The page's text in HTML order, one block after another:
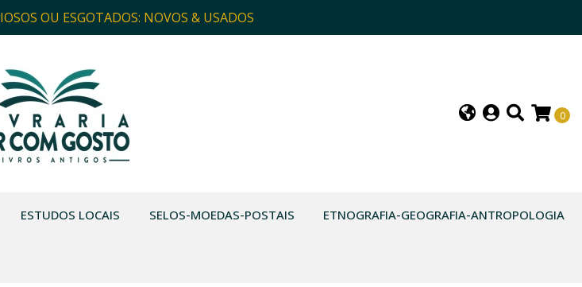
OU ESGOTADOS: NOVOS & USADOS
0
ESTUDOS LOCAIS SELOS-MOEDAS-POSTAIS ETNOGRAFIA-GEOGRAFIA-ANTROPOLOGIA